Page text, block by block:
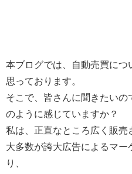
本ブログでは、自動売買につ
思っております。
そこで、皆さんに聞きたい
のように感じていますか？
私は、正直なところ広く販
大多数が誇大広告によるマー
り、